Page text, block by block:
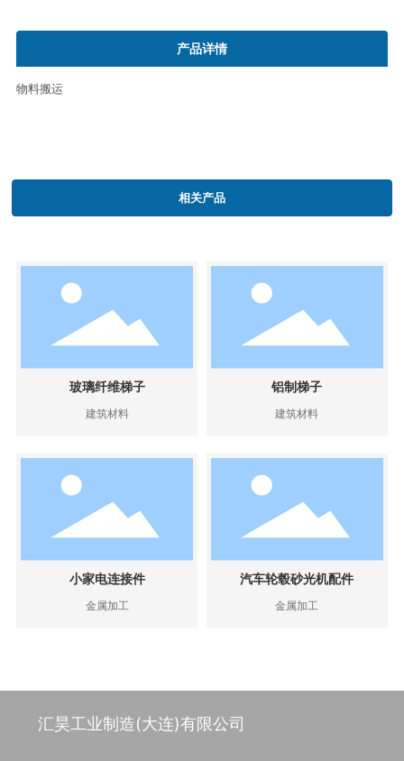
产品详情
物料搬运
相关产品
玻璃纤维梯子
建筑材料
铝制梯子
建筑材料
小家电连接件
金属加工
汽车轮毂砂光机配件
金属加工
汇昊工业制造(大连)有限公司